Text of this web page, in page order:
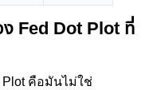
ง Fed Dot Plot ที่
คือมันไม่ใช่